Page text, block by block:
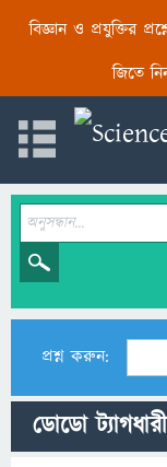
বিজ্ঞান ও প্রযুক্তির
জিতে
প্রশ্ন করুন:
ডোডো